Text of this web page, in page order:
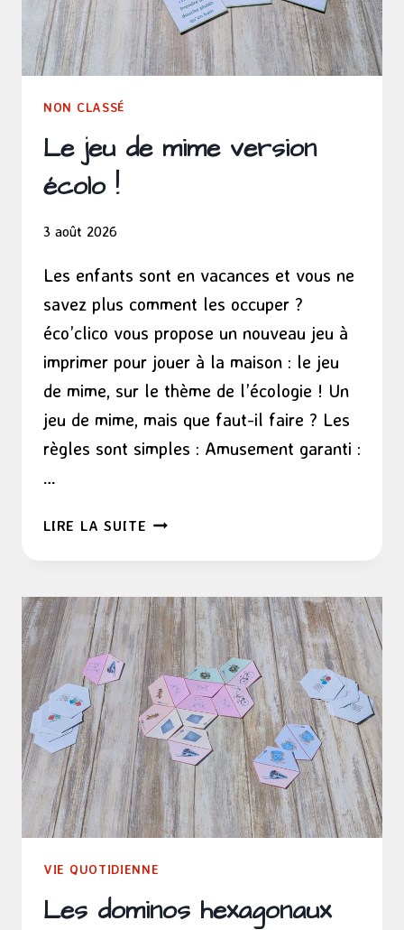
NON CLASSÉ
Le jeu de mime version
écolo !
3 août 2026
Les enfants sont en vacances et vous ne
savez plus comment les occuper ?
éco’clico vous propose un nouveau jeu à
imprimer pour jouer à la maison : le jeu
de mime, sur le thème de l’écologie ! Un
jeu de mime, mais que faut-il faire ? Les
règles sont simples : Amusement garanti :
…
LIRE LA SUITE LE
DE
VERSION
ÉCOLO
!
VIE QUOTIDIENNE
Les dominos hexagonaux